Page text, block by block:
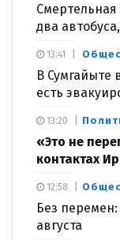
два
В Сумгайыте
есть
13:41
«Это не
контактах
13:20
Без перемен:
августа
12:58